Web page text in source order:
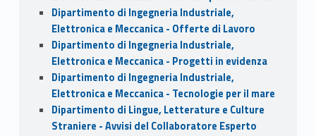
Dipartimento di Ingegneria Industriale,
Elettronica e Meccanica - Offerte di Lavoro
Dipartimento di Ingegneria Industriale,
Elettronica e Meccanica - Progetti in evidenza
Dipartimento di Ingegneria Industriale,
Elettronica e Meccanica - Tecnologie per il mare
Dipartimento di Lingue, Letterature e Culture
Straniere - Avvisi del Collaboratore Esperto